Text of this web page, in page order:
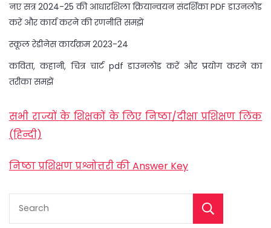
नए सत्र 2024-25 की आधारशिला क्रियान्वयन संदर्शिका PDF डाउनलोड
करें और कार्य करने की रणनीति समझें
स्कूल रेडीनेस कार्यक्रम 2023-24
कविता, कहानी, चित्र चार्ट pdf डाउनलोड करें और प्रयोग करने का
तरीका समझें
सभी राज्यों के शिक्षकों के लिए निष्ठा/दीक्षा प्रशिक्षण लिंक
(हिन्दी)
निष्ठा प्रशिक्षण प्रश्नोत्तरी की Answer Key